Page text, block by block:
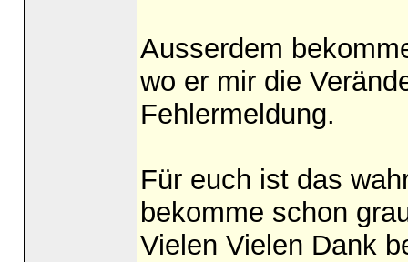
Ausserdem
wo er mir die
Fehlermeldung.
Für euch ist das
bekomme schon
Vielen Vielen Dank